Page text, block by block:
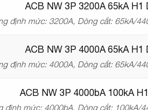
ACB NW 3P 3200A 65kA H1
định mức: 3200A, Dòng cắt: 65kA/
ACB NW 3P 4000A 65kA H1
định mức: 4000A, Dòng cắt: 65kA/
ACB NW 3P 4000bA 100kA
định mức: 4000bA, Dòng cắt: 100kA/